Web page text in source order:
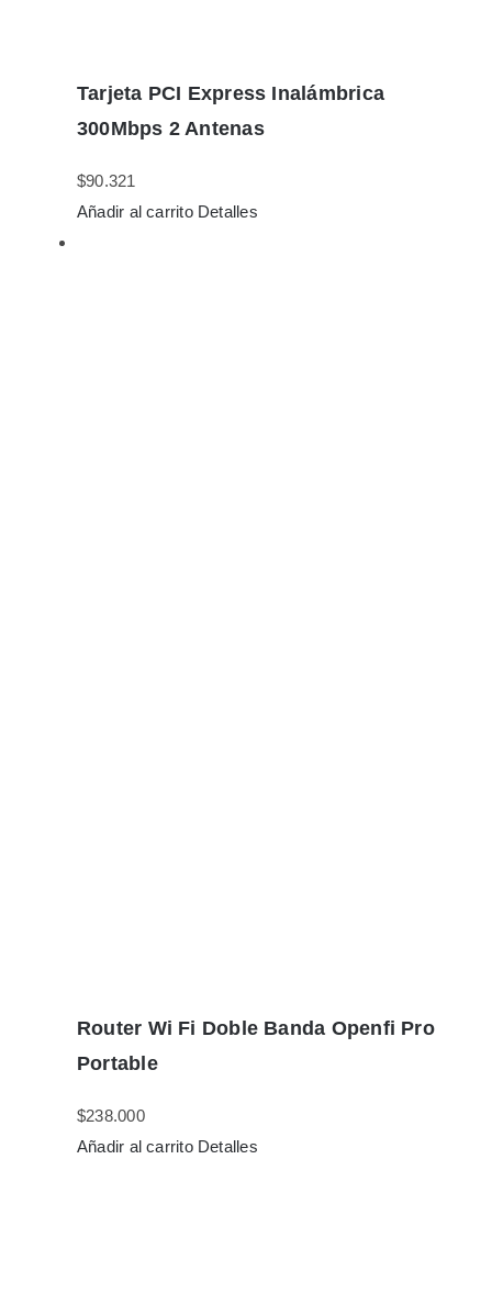
Tarjeta PCI Express Inalámbrica
300Mbps 2 Antenas
$90.321
Añadir al carrito Detalles
Router Wi Fi Doble Banda Openfi Pro
Portable
$238.000
Añadir al carrito Detalles